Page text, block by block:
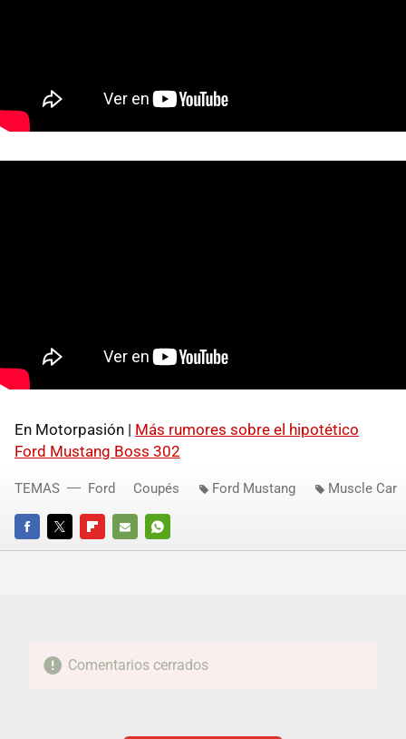
En Motorpasión | Más rumores sobre el hipotético
Ford Mustang Boss 302
FACEBOOKTWITTERFLIPBOARD
E-
WHATSAPP
TEMAS Ford Coupés Ford Mustang Muscle Car
Comentarios cerrados